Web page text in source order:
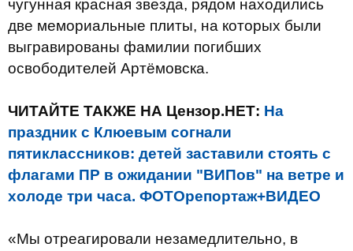
чугунная красная звезда, рядом находились
две мемориальные плиты, на которых были
выгравированы фамилии погибших
освободителей Артёмовска.
ЧИТАЙТЕ ТАКЖЕ НА Цензор.НЕТ: На
праздник с Клюевым согнали
пятиклассников: детей заставили стоять с
флагами ПР в ожидании "ВИПов" на ветре и
холоде три часа. ФОТОрепортаж+ВИДЕО
«Мы отреагировали незамедлительно, в